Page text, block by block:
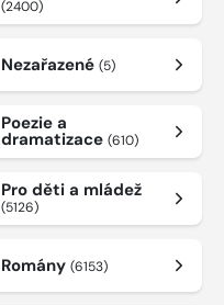
(2400)
Nezařazené (5)
Poezie a
dramatizace (610)
Pro děti a mládež
(5126)
Romány (6153)